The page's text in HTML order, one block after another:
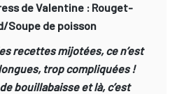
de Valentine : Rouget-
de poisson
recettes mijotées, ce n’est
trop compliquées !
bouillabaisse et là, c’est